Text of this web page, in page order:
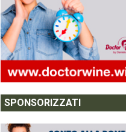
SPONSORIZZATI